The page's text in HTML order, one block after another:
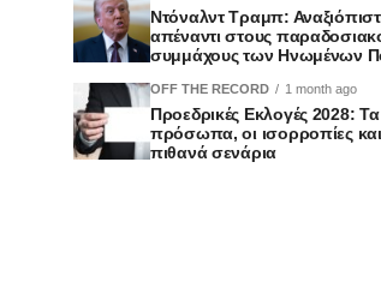
Ντόναλντ Τραμπ:
απέναντι στους
συμμάχους των Ηνωμένων
OFF THE RECORD 1 month ago
Προεδρικές Εκλογές 2028: Τα
πρόσωπα, οι ισορροπίες
πιθανά σενάρια